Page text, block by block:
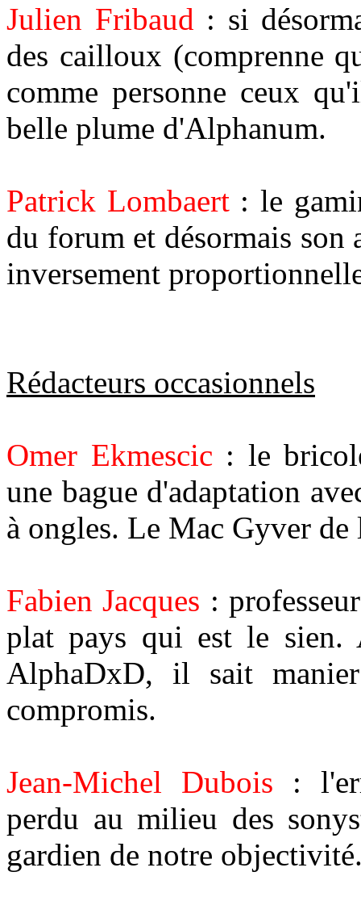
Julien Fribaud : si
des cailloux (comprenne
comme personne ceux
belle plume d'Alphanum.
Patrick Lombaert: le
du forum et désormais son
inversement
Rédacteurs occasionnels
Omer Ekmescic : le
une bague d'adaptation
à ongles. Le Mac Gyver de
Fabien Jacques :
plat pays qui est le sien.
AlphaDxD, il sait
compromis.
Jean-Michel Dubois :
perdu au milieu des
gardien de notre